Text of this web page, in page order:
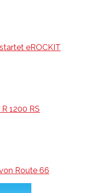
eROCKIT
1200 RS
Route 66